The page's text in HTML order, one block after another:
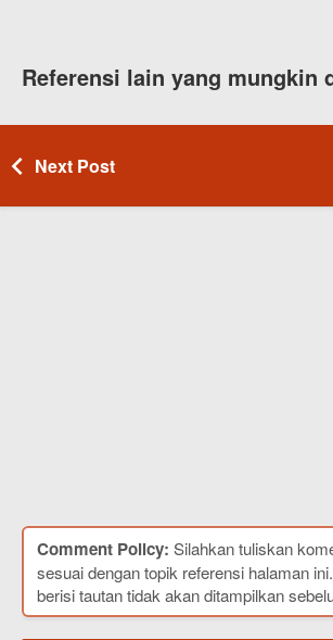
Referensi lain yang mungkin
Next Post
Comment Policy: Silahkan tuliskan
sesuai dengan topik referensi halaman
berisi tautan tidak akan ditampilkan